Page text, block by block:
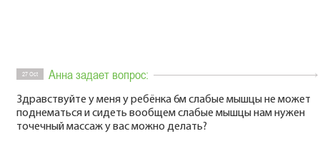
27 Oct Анна задает вопрос:
Здравствуйте у меня у ребёнка 6м слабые мышцы не может
поднематься и сидеть вообщем слабые мышцы нам нужен
точечный массаж у вас можно делать?